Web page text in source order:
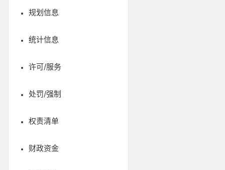
规划信息
统计信息
许可/服务
处罚/强制
权责清单
财政资金